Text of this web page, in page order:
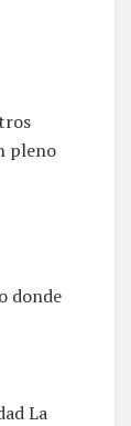
pleno
donde
La